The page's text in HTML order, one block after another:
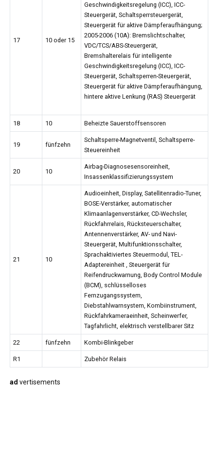
17 10 oder 15
Geschwindigkeitsregelung (ICC), ICC-
Steuergerät, Schaltsperrsteuergerät,
Steuergerät für aktive Dämpferaufhängung;
2005-2006 (10A): Bremslichtschalter,
VDC/TCS/ABS-Steuergerät,
Bremshalterelais für intelligente
Geschwindigkeitsregelung (ICC), ICC-
Steuergerät, Schaltsperren-Steuergerät,
Steuergerät für aktive Dämpferaufhängung,
hintere aktive Lenkung (RAS) Steuergerät
18 10 Beheizte Sauerstoffsensoren
19 fünfzehn
Schaltsperre-Magnetventil, Schaltsperre-
Steuereinheit
20 10
Airbag-Diagnosesensoreinheit,
Insassenklassifizierungssystem
21 10
Audioeinheit, Display, Satellitenradio-Tuner,
BOSE-Verstärker, automatischer
Klimaanlagenverstärker, CD-Wechsler,
Rückfahrrelais, Rücksteuerschalter,
Antennenverstärker, AV- und Navi-
Steuergerät, Multifunktionsschalter,
Sprachaktiviertes Steuermodul, TEL-
Adaptereinheit , Steuergerät für
Reifendruckwarnung, Body Control Module
(BCM), schlüsselloses
Fernzugangssystem,
Diebstahlwarnsystem, Kombiinstrument,
Rückfahrkameraeinheit, Scheinwerfer,
Tagfahrlicht, elektrisch verstellbarer Sitz
22 fünfzehn Kombi-Blinkgeber
R1 Zubehör Relais
ad vertisements